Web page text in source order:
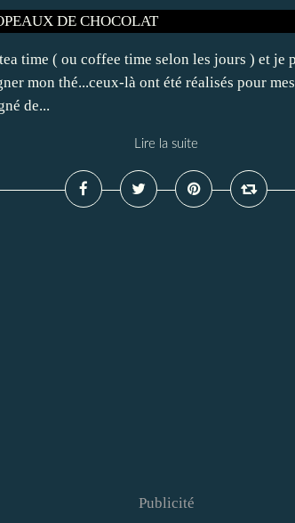
time ( ou coffee time selon les jours ) et je
mon thé...ceux-là ont été réalisés pour
de...
Lire la suite
Publicité